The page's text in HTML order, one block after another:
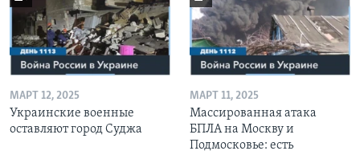
МАРТ 12, 2025
Украинские военные
оставляют город Суджа
МАРТ 11, 2025
Массированная атака
БПЛА на Москву и
Подмосковье: есть